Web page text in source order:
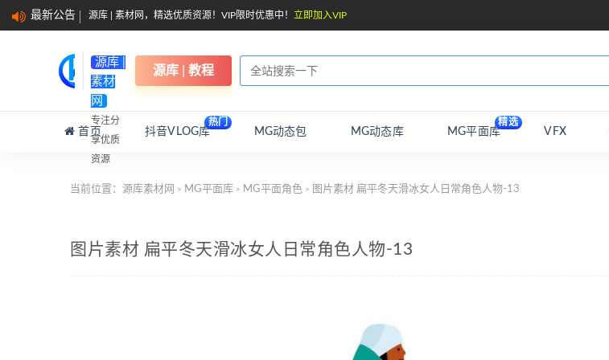
最新公告 源库 | 素材网，精选优质资源！VIP限时优惠中！ 立即加入VIP
源库 |
素材
网
专注分
享优质
资源
源库 | 教程
首页 抖音VLOG库
热门
MG动态包 MG动态库 MG平面库
精选
VFX
当前位置： 源库素材网 > MG平面库 > MG平面角色 > 图片素材 扁平冬天滑冰女人日常角色人物-13
图片素材 扁平冬天滑冰女人日常角色人物-13